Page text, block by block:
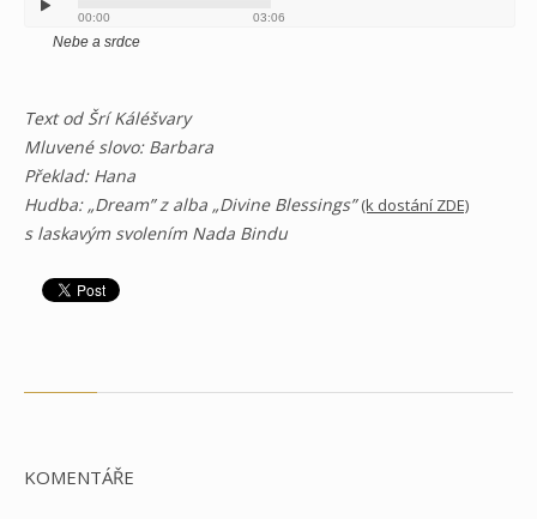
00:00 03:06
Nebe a srdce
Text od Šrí Káléšvary
Mluvené slovo: Barbara
Překlad: Hana
Hudba: „Dream” z alba „Divine Blessings” (k dostání ZDE)
s laskavým svolením Nada Bindu
KOMENTÁŘE